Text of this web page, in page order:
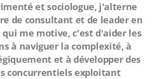
et sociologue, j'alterne
de consultant et de leader en
qui me motive, c'est d'aider les
à naviguer la complexité, à
et à développer des
concurrentiels exploitant